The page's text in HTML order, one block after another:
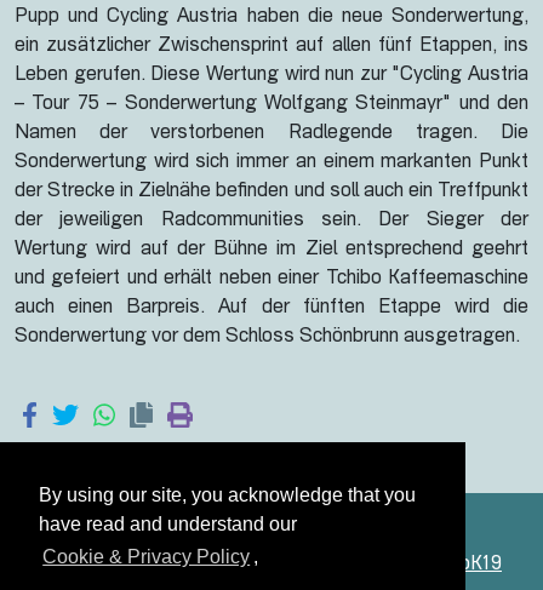
By using our site, you acknowledge that you
have read and understand our
Cookie & Privacy Policy ,
Pupp und Cycling Austria haben die neue Sonderwertung,
ein zusätzlicher Zwischensprint auf allen fünf Etappen, ins
Leben gerufen. Diese Wertung wird nun zur "Cycling Austria
– Tour 75 – Sonderwertung Wolfgang Steinmayr" und den
Namen der verstorbenen Radlegende tragen. Die
Sonderwertung wird sich immer an einem markanten Punkt
der Strecke in Zielnähe befinden und soll auch ein Treffpunkt
der jeweiligen Radcommunities sein. Der Sieger der
Wertung wird auf der Bühne im Ziel entsprechend geehrt
und gefeiert und erhält neben einer Tchibo Kaffeemaschine
auch einen Barpreis. Auf der fünften Etappe wird die
Sonderwertung vor dem Schloss Schönbrunn ausgetragen.
Österreich dreht am Rad ist eine Marke der
StudioK19